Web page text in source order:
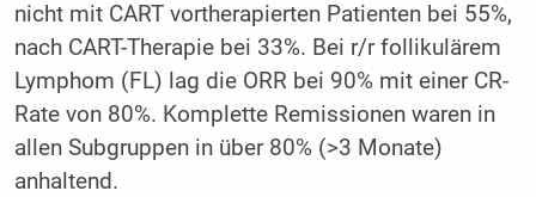
nicht mit CART vortherapierten Patienten bei 55%,
nach CART-Therapie bei 33%. Bei r/r follikulärem
Lymphom (FL) lag die ORR bei 90% mit einer CR-
Rate von 80%. Komplette Remissionen waren in
allen Subgruppen in über 80% (>3 Monate)
anhaltend.